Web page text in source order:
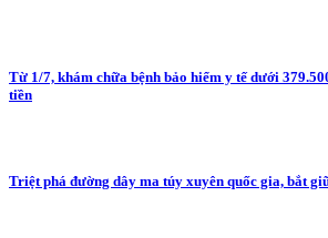
Từ 1/7, khám chữa bệnh bảo hiểm y tế dưới
tiền
Triệt phá đường dây ma túy xuyên quốc gia, bắt